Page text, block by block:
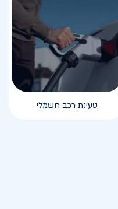
טעינת רכב חשמלי